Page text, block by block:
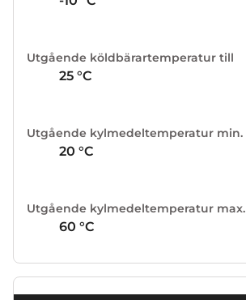
Utgående köldbärartemperatur till
25 °C
Utgående kylmedeltemperatur min.
20 °C
Utgående kylmedeltemperatur max.
60 °C